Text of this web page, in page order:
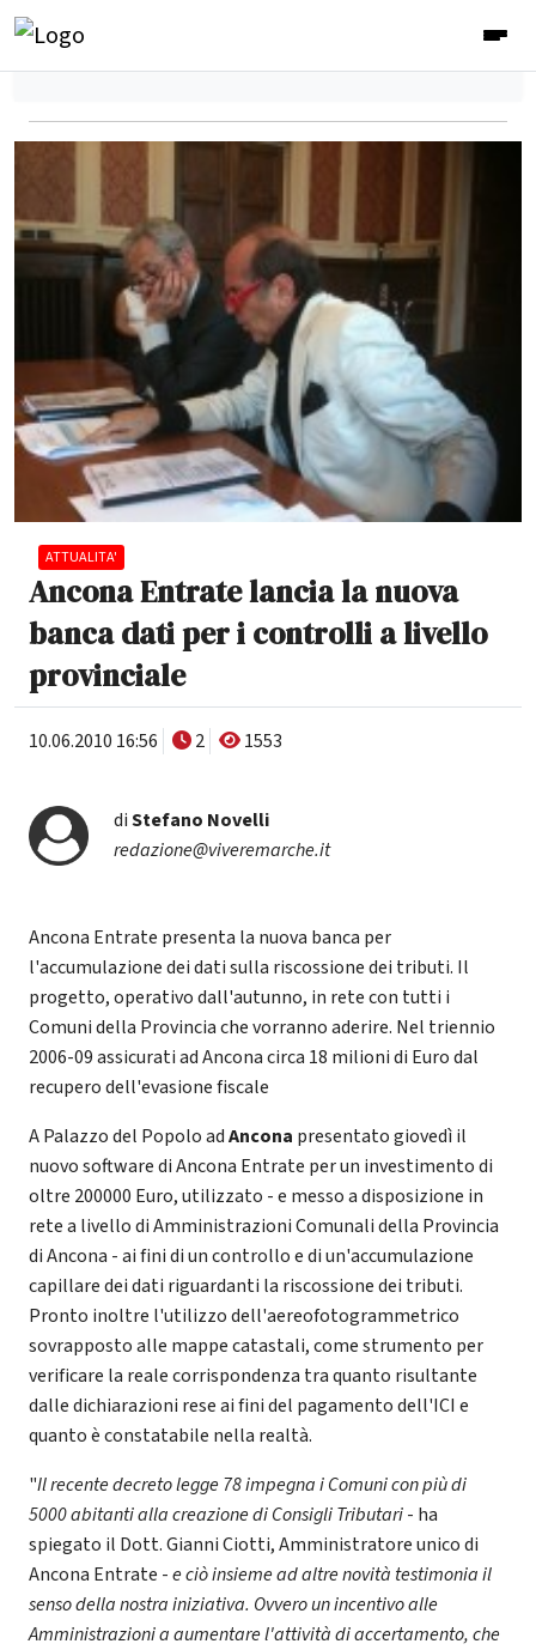
ATTUALITA'
Ancona Entrate lancia la nuova
banca dati per i controlli a livello
provinciale
10.06.2010 16:56 2 1553
diStefano Novelli
redazione@viveremarche.it
Ancona Entrate presenta la nuova banca per
l'accumulazione dei dati sulla riscossione dei tributi. Il
progetto, operativo dall'autunno, in rete con tutti i
Comuni della Provincia che vorranno aderire. Nel triennio
2006-09 assicurati ad Ancona circa 18 milioni di Euro dal
recupero dell'evasione fiscale
A Palazzo del Popolo adAncona presentato giovedì il
nuovo software di Ancona Entrate per un investimento di
oltre 200000 Euro, utilizzato - e messo a disposizione in
rete a livello di Amministrazioni Comunali della Provincia
di Ancona - ai fini di un controllo e di un'accumulazione
capillare dei dati riguardanti la riscossione dei tributi.
Pronto inoltre l'utilizzo dell'aereofotogrammetrico
sovrapposto alle mappe catastali, come strumento per
verificare la reale corrispondenza tra quanto risultante
dalle dichiarazioni rese ai fini del pagamento dell'ICI e
quanto è constatabile nella realtà.
"Il recente decreto legge 78 impegna i Comuni con più di
5000 abitanti alla creazione di Consigli Tributari- ha
spiegato il Dott. Gianni Ciotti, Amministratore unico di
Ancona Entrate -e ciò insieme ad altre novità testimonia il
senso della nostra iniziativa. Ovvero un incentivo alle
Amministrazioni a aumentare l'attività di accertamento, che